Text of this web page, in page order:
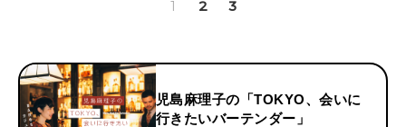
1 2 3
児島麻理子の「TOKYO、会いに
行きたいバーテンダー」